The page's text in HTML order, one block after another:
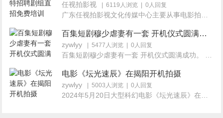
任视拍影视 | 6119人浏览 | 0人回复
广东任视拍影视文化传媒中心主要从事电影拍摄、广告视...
百集短剧穆少虐妻有一套 开机仪式圆满成功
zywlyy | 5477人浏览 | 0人回复
百集短剧穆少虐妻有一套 开机仪式圆满成功。 2024年4...
电影《坛光速辰》在揭阳开机拍摄
zywlyy | 5003人浏览 | 0人回复
2024年5月20日大型科幻电影《坛光速辰》在广东揭阳举...